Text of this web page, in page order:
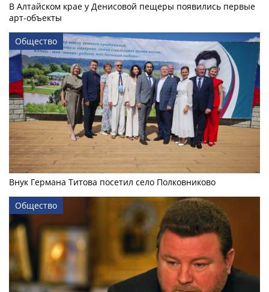
В Алтайском крае у Денисовой пещеры появились первые
арт-объекты
Общество
Внук Германа Титова посетил село Полковниково
Общество